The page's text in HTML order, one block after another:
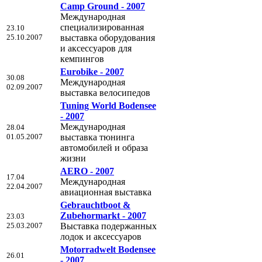
23.10
25.10.2007
Camp Ground - 2007
Международная
cпециализированная
выставка оборудования
и аксессуаров для
кемпингов
30.08
02.09.2007
Eurobike - 2007
Международная
выставка велосипедов
28.04
01.05.2007
Tuning World Bodensee
- 2007
Международная
выставка тюнинга
автомобилей и образа
жизни
17.04
22.04.2007
AERO - 2007
Международная
авиационная выставка
23.03
25.03.2007
Gebrauchtboot &
Zubehormarkt - 2007
Выставка подержанных
лодок и аксессуаров
26.01
Motorradwelt Bodensee